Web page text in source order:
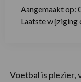
Aangemaakt op:
Laatste wijziging
Voetbal is plezier,